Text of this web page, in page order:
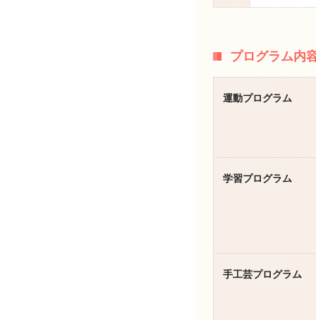
プログラム内
運動プログラム
学習プログラム
手工芸プログラム